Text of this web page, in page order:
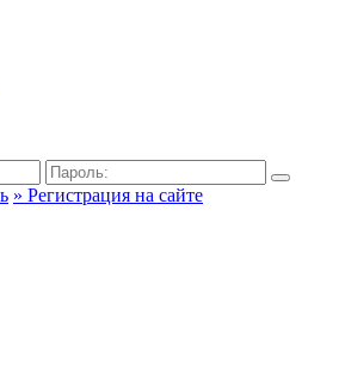
» Регистрация на сайте